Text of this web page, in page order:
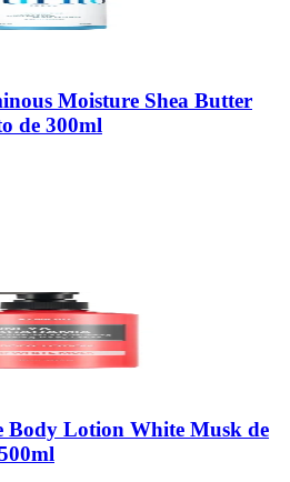
Moisture Shea Butter
de 300ml
Body Lotion White Musk de